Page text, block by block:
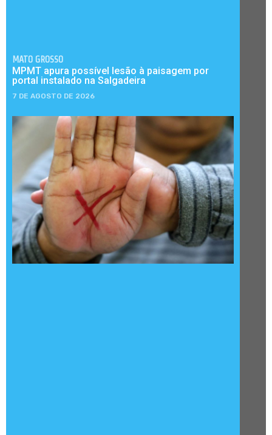
MATO GROSSO
MPMT apura possível lesão à paisagem por
portal instalado na Salgadeira
7 DE AGOSTO DE 2026